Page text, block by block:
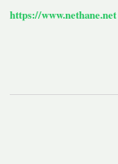
https://www.nethane.net